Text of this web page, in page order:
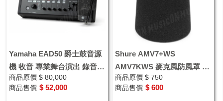
Yamaha EAD50 爵士鼓音源
機 收音 專業舞台演出 錄音
爵士鼓收音音響模組
商品原價 $ 80,000
商品售價 $ 52,000
Shure AMV7+WS
AMV7KWS 麥克風防風罩 海
綿防風罩
商品原價 $ 750
商品售價 $ 600